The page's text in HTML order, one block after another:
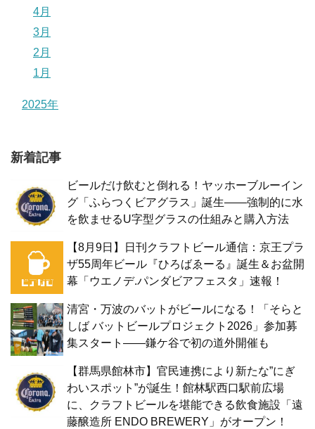
4月
3月
2月
1月
2025年
新着記事
ビールだけ飲むと倒れる！ヤッホーブルーイン
グ「ふらつくビアグラス」誕生——強制的に水
を飲ませるU字型グラスの仕組みと購入方法
【8月9日】日刊クラフトビール通信：京王プラ
ザ55周年ビール『ひろばゑーる』誕生＆お盆開
幕「ウエノデ.パンダビアフェスタ」速報！
清宮・万波のバットがビールになる！「そらと
しば バットビールプロジェクト2026」参加募
集スタート——鎌ケ谷で初の道外開催も
【群馬県館林市】官民連携により新たな”にぎ
わいスポット”が誕生！館林駅西口駅前広場
に、クラフトビールを堪能できる飲食施設「遠
藤醸造所 ENDO BREWERY」がオープン！